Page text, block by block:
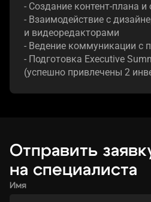
- Создание контент-плана и
- Взаимодействие с
и видеоредакторами
- Ведение коммуникации с
- Подготовка Executive
(успешно привлечены 2
Отправить
на специалиста
Имя